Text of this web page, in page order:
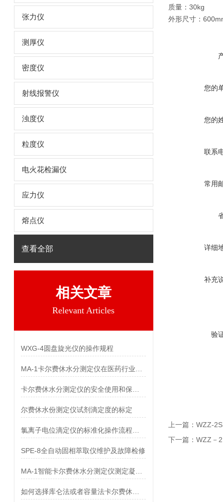
张力仪
测厚仪
密度仪
射线报警仪
浊度仪
粒度仪
电火花检漏仪
应力仪
熔点仪
查看全部
相关文章
Relevant Articles
WXG-4圆盘旋光仪的操作规程
尔费休水份测定仪试剂滴定度的标定
SPE-8全自动固相萃取仪维护及故障检修
质量：30kg
外形尺寸：
您的
您的
联系
常用
详细
补充
验
上一篇： WZZ-
下一篇： WZZ－